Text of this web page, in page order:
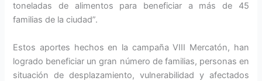
toneladas de alimentos para beneficiar a más de 45
familias de la ciudad”.
Estos aportes hechos en la campaña VIII Mercatón, han
logrado beneficiar un gran número de familias, personas en
situación de desplazamiento, vulnerabilidad y afectados